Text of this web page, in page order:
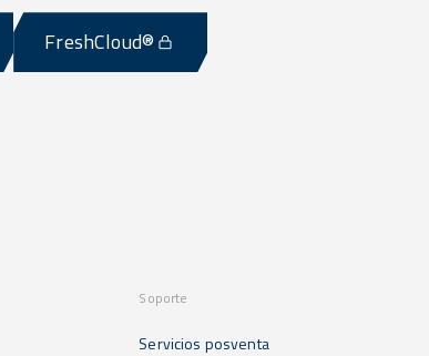
FreshCloud®
Soporte
Servicios posventa